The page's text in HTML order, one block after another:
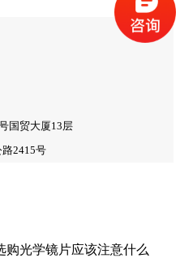
国贸大厦13层
2415号
购光学镜片应该注意什么